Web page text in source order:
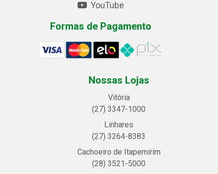
YouTube
Formas de Pagamento
Nossas Lojas
Vitória
(27) 3347-1000
Linhares
(27) 3264-8383
Cachoeiro de Itapemirim
(28) 3521-5000